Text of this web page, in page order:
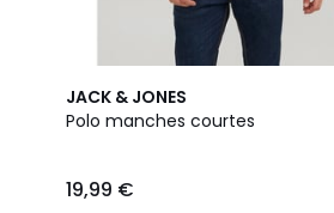
JACK & JONES
Polo manches courtes
19,99 €
5
/
9
Couleurs